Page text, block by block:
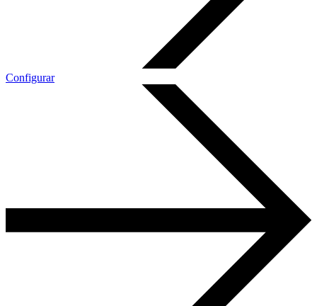
Configurar